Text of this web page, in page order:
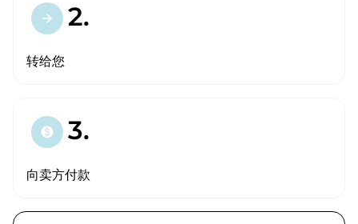
arrow_forward 2.
转给您
paid 3.
向卖方付款